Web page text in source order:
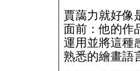
賈藹力就好像
面前：他的作
運用並將這種
熟悉的繪畫語